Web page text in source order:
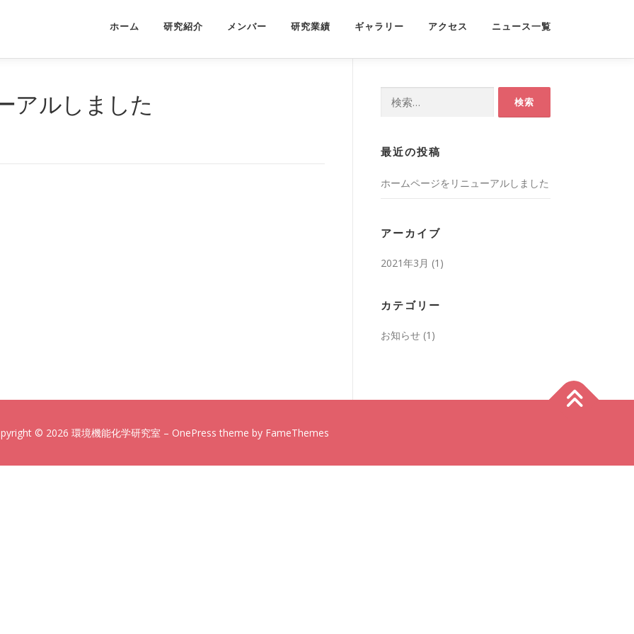
ホーム 研究紹介 メンバー 研究業績 ギャラリー アクセス ニュース一覧
アルしました
最近の投稿
ホームページをリニューアルしました
アーカイブ
2021年3月 (1)
カテゴリー
お知らせ (1)
© 2026 環境機能化学研究室 – OnePress theme by FameThemes